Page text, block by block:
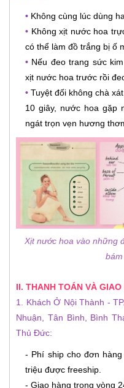
• Không cùng lúc dùng
• Không xịt nước hoa
có thể làm đồ trắng bị ố
• Nếu đeo trang sức
xịt nước hoa trước rồi
• Tuyệt đối không chà
10 giây, nước hoa gặp
ngát trọn vẹn hương
Xịt nước hoa vào những
bám
II. THANH TOÁN VÀ GIAO
1. Khách Ở Nội Thành -
Nhuận, Tân Bình, Bình
Thủ Đức:
- Phí ship cho đơn
triệu được freeship.
- Giao hàng trong vòng